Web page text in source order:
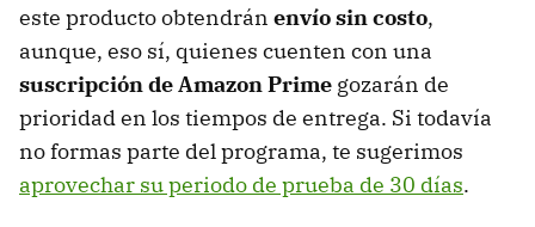
este producto obtendrán envío sin costo,
aunque, eso sí, quienes cuenten con una
suscripción de Amazon Prime gozarán de
prioridad en los tiempos de entrega. Si todavía
no formas parte del programa, te sugerimos
aprovechar su periodo de prueba de 30 días.